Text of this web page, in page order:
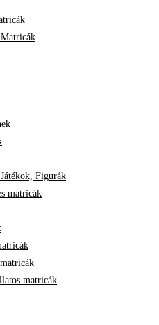
Figurák
matricák
matricák